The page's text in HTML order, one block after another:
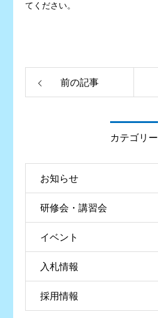
てください。
前の記事
カテゴリー
お知らせ
研修会・講習会
イベント
入札情報
採用情報